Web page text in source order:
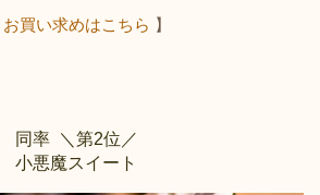
お買い求めはこちら 】
同率 ＼第2位／
小悪魔スイート